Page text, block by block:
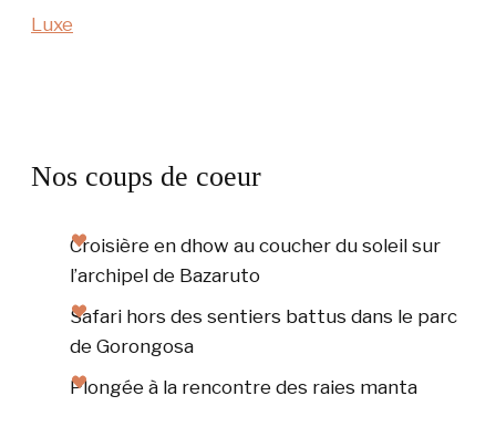
Luxe
Nos coups de coeur
Croisière en dhow au coucher du soleil sur
l’archipel de Bazaruto
Safari hors des sentiers battus dans le parc
de Gorongosa
Plongée à la rencontre des raies manta